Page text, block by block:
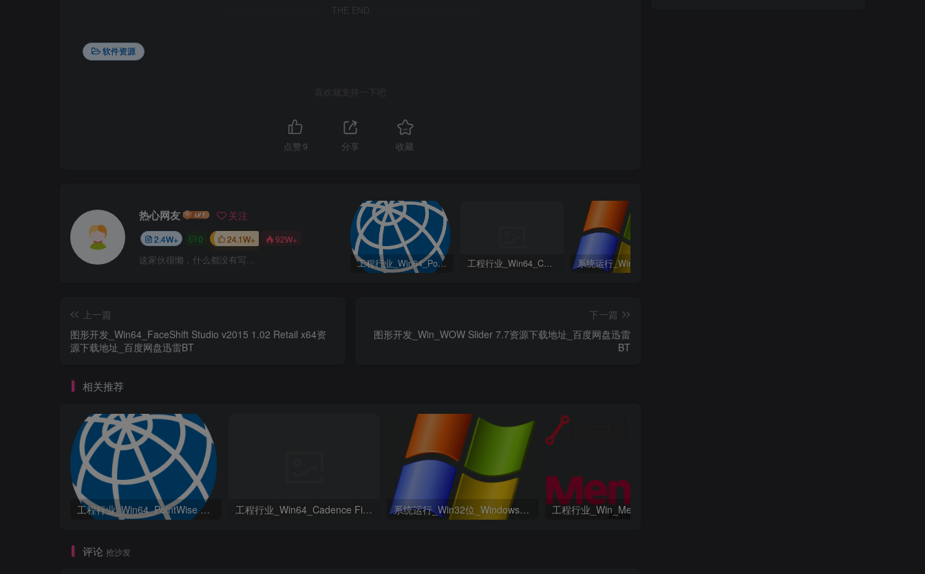
THE END
软件资源
喜欢就支持一下吧
点赞 9 分享 收藏
热心网友 关注
2.4W+ 0 24.1W+ 92W+
这家伙很懒，什么都没有写... 工程行业_Win64_PointWise 18.6 R2 x64资源下载地址_百度网盘迅雷BT 工程行业_Win64_Cadence Fidelity Pointwise 2024.1 x64资源下载地址_百度网盘迅雷BT
上一篇
图形开发_Win64_FaceShift Studio v2015 1.02 Retail x64资
源下载地址_百度网盘迅雷BT
下一篇
图形开发_Win_WOW Slider 7.7资源下载地址_百度网盘迅雷
BT
相关推荐
工程行业_Win64_PointWise 18.6 R2 x64资源下载地址_百度网盘迅雷BT 工程行业_Win64_Cadence Fidelity Pointwise 2024.1 x64资源下载地址_百度网盘迅雷BT 系统运行_Win32位_Windows XP Professional Vl With SP3 X86 English August 2018资源下载地址_百度网盘迅雷BT
评论 抢沙发